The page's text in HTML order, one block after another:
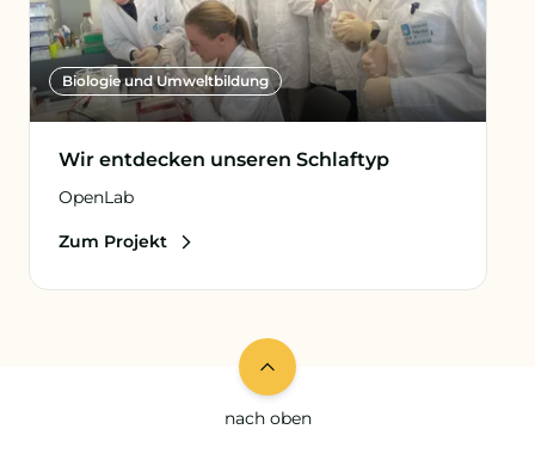
Biologie und Umweltbildung
Wir entdecken unseren Schlaftyp
OpenLab
Zum Projekt
nach oben